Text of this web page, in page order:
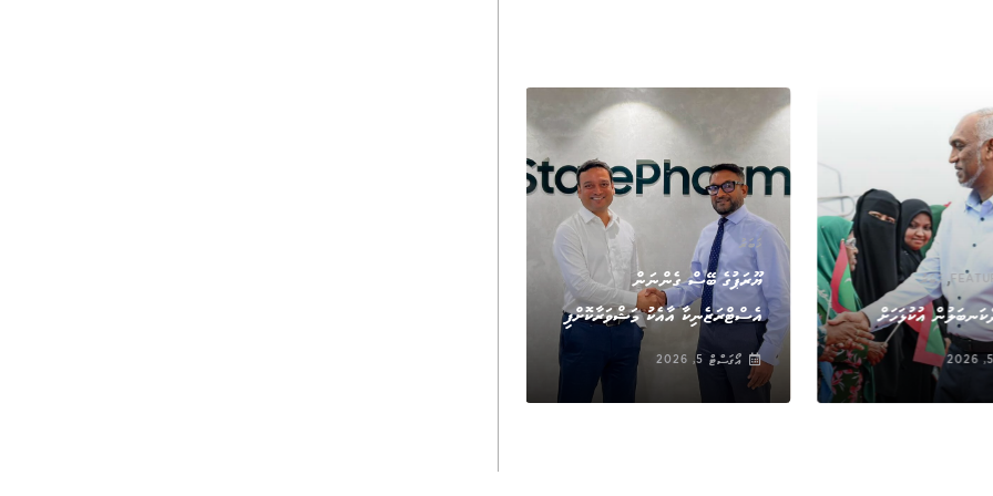
, ޚަބަރު
އުކުޅަހަށް
ޚަބަރު
ޔޫރަޕުގެ ބޭސް ގެންނަން
އެސްޓްރަޒެނިކާ އާއެކު މަޝްވަރާކޮށްފި
އޯގަސްޓް 5, 2026